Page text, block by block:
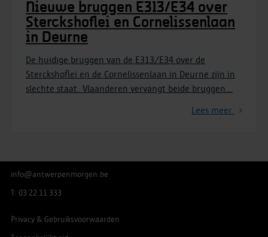
Nieuwe bruggen E313/E34 over
Sterckshoflei en Cornelissenlaan
in Deurne
De huidige bruggen van de E313/E34 over de
Sterckshoflei en de Cornelissenlaan in Deurne zijn in
slechte staat. Vlaanderen vervangt beide bruggen …
Lees meer
info@antwerpenmorgen.be
T: 03 22 11 333
Privacy & Gebruiksvoorwaarden